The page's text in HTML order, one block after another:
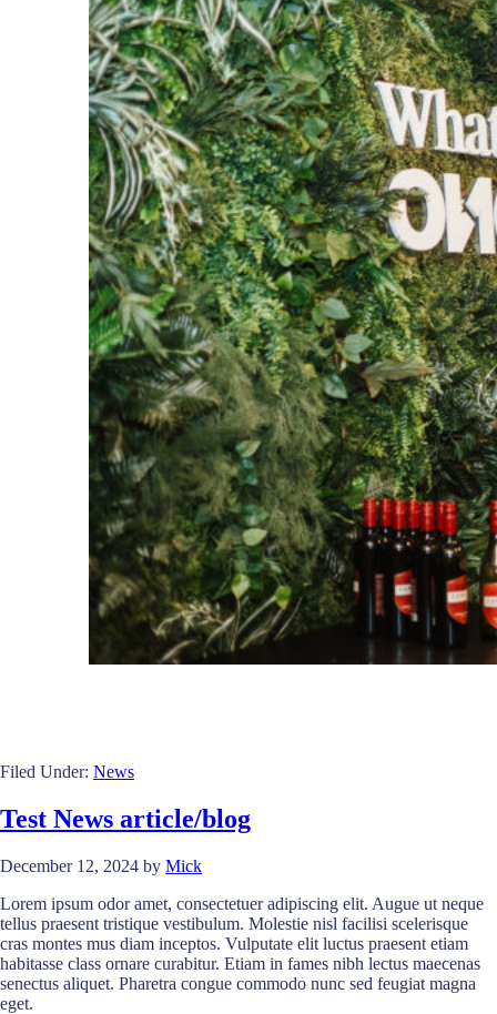
Filed Under: News
Test News article/blog
December 12, 2024 by Mick
Lorem ipsum odor amet, consectetuer adipiscing elit. Augue ut neque
tellus praesent tristique vestibulum. Molestie nisl facilisi scelerisque
cras montes mus diam inceptos. Vulputate elit luctus praesent etiam
habitasse class ornare curabitur. Etiam in fames nibh lectus maecenas
senectus aliquet. Pharetra congue commodo nunc sed feugiat magna
eget.